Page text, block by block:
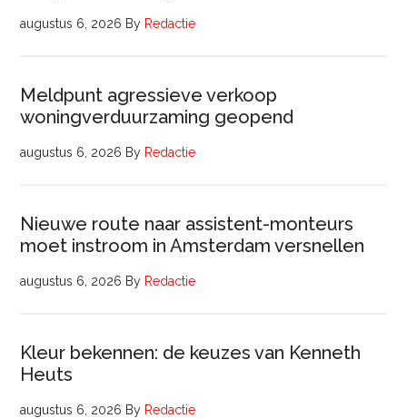
augustus 6, 2026 By Redactie
Meldpunt agressieve verkoop
woningverduurzaming geopend
augustus 6, 2026 By Redactie
Nieuwe route naar assistent-monteurs
moet instroom in Amsterdam versnellen
augustus 6, 2026 By Redactie
Kleur bekennen: de keuzes van Kenneth
Heuts
augustus 6, 2026 By Redactie